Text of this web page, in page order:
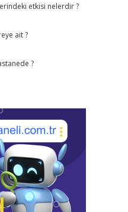
etkisi nelerdir ?
ait ?
?